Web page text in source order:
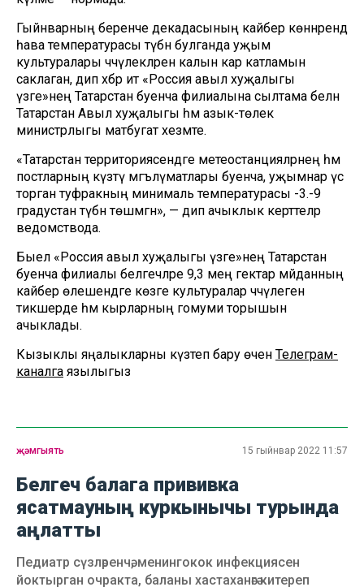
Гыйнварның беренче декадасының кайбер көннәрендә
һава температурасы түбән булганда уҗым
культуралары чәчүлекләрен калын кар катламын
саклаган, дип хәбәр итә «Россия авыл хуҗалыгы
үзәге»нең Татарстан буенча филиалына сылтама белән
Татарстан Авыл хуҗалыгы һәм азык-төлек
министрлыгы матбугат хезмәте.
«Татарстан территориясендәге метеостанцияләрнең һәм
постларның күзәтү мәгълүматлары буенча, уҗымнар үсә
торган туфракның минималь температурасы -3.-9
градустан түбән төшмәгән», — дип ачыклык керттеләр
ведомствода.
Быел «Россия авыл хуҗалыгы үзәге»нең Татарстан
буенча филиалы белгечләре 9,3 мең гектар мәйданның
кайбер өлешендәге көзге культуралар чәчүлеген
тикшерде һәм кырларның гомуми торышын
ачыклады.
Кызыклы яңалыкларны күзәтеп бару өчен Телеграм-
каналга язылыгыз
җәмгыять 15 гыйнвар 2022 11:57
Белгеч балага прививка
ясатмауның куркынычы турында
аңлатты
Педиатр сүзләренчә, менингокок инфекциясен
йоктырган очракта, баланы хастаханәгә китереп